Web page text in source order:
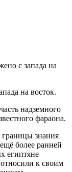
с запада на
на восток.
надземного
фараона.
знания
более ранней
египтяне
к своим